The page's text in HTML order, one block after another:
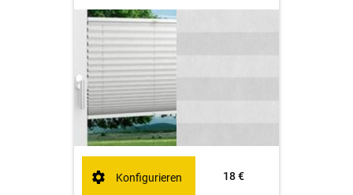
18 €
Konfigurieren